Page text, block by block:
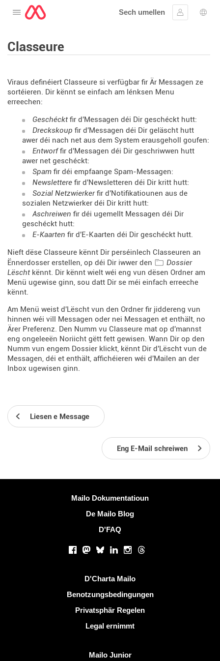
Oppen de Menü
Sech umellen
Umellen
Classeure
Viraus definéiert Classeure si verfügbar fir Är Messagen ze
sortéieren. Dir kënnt se einfach am lénksen Menu
erreechen:
Geschéckt fir d'Messagen déi Dir geschéckt hutt:
Dreckskoup fir d'Messagen déi Dir geläscht hutt
awer déi nach net aus dem System erausgeholl goufen:
Entworffir d'Messagen déi Dir geschriwwen hutt
awer net geschéckt:
Spam fir déi empfaange Spam-Messagen:
Newslettere fir d'Newsletteren déi Dir kritt hutt:
Sozial Netzwierkerfir d'Notifikatiounen aus de
sozialen Netzwierker déi Dir kritt hutt:
Aschreiwen fir déi ugemellt Messagen déi Dir
geschéckt hutt:
E-Kaarten fir d'E-Kaarten déi Dir geschéckt hutt.
Nieft dëse Classeure kënnt Dir perséinlech Classeuren an
Ënnerdosser erstellen, op déi Dir iwwer den
Dossier
Lëscht kënnt. Dir kënnt wielt wéi eng vun dësen Ordner am
Menü ugewise ginn, sou datt Dir se méi einfach erreeche
kënnt.
Am Menü weist d'Lëscht vun den Ordner fir jiddereng vun
hinnen wéi vill Messagen oder nei Messagen et enthält, no
Ärer Preferenz. Den Numm vu Classeure mat op d'mannst
eng ongeleeën Noriicht gëtt fett gewisen. Wann Dir op den
Numm vun engem Dossier klickt, kënnt Dir d'Lëscht vun de
Messagen, déi et enthält, affichéieren wéi d'Mailen an der
Inbox ugewisen ginn.
Liesen e Message
Eng E-Mail schreiwen
Méi InformatiounenMailo Dokumentatioun
De Mailo Blog
D'FAQ
Facebook
Mastodon
BlueskyLinkedInInstagram
Threads
D'Charta Mailo
Benotzungsbedingungen
Privatsphär Regelen
Legal ernimmt
Mailo Junior